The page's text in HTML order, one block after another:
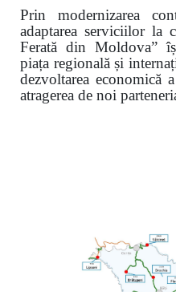
Prin modernizarea
adaptarea serviciilor la
Ferată din Moldova”
piața regională și
dezvoltarea
atragerea de noi